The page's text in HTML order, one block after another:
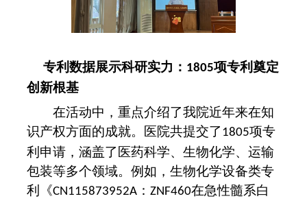
专利数据展示科研实力： 1805项专利奠定
创新根基
在活动中，重点介绍了我院近年来在知
识产权方面的成就。医院共提交了 1805项专
利申请，涵盖了医药科学、生物化学、运输
包装等多个领域。例如，生物化学设备类专
利《CN115873952A ：ZNF460在急性髓系白